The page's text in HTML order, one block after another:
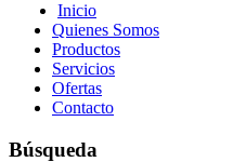
Inicio
Quienes Somos
Productos
Servicios
Ofertas
Contacto
Búsqueda